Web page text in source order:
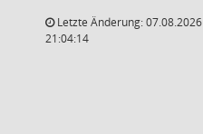
Letzte Änderung: 07.08.2026
21:04:14